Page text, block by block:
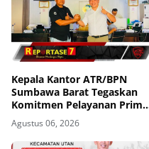
Kepala Kantor ATR/BPN
Sumbawa Barat Tegaskan
Komitmen Pelayanan Prima
dan Buka Pintu Pengaduan
Masyarakat
Agustus 06, 2026